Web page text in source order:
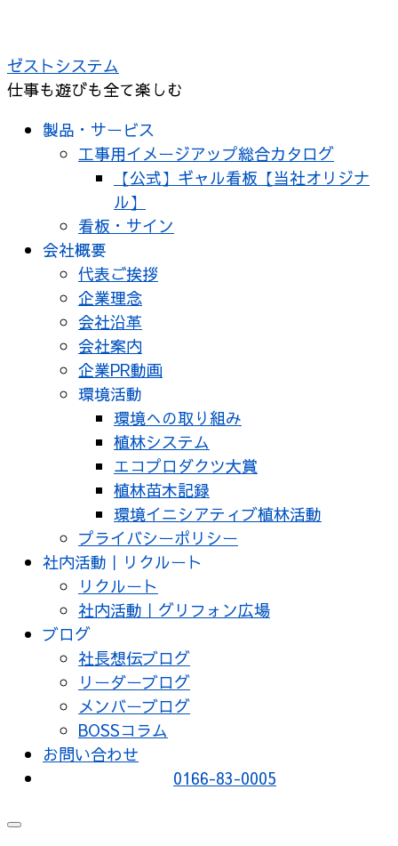
テ
ン
ゼストシステム
仕事も遊びも全て楽しむ
製品・サービス
工事用イメージアップ総合カタログ
【公式】ギャル看板【当社オリジナ
ル】
看板・サイン
会社概要
代表ご挨拶
企業理念
会社沿革
会社案内
企業PR動画
環境活動
環境への取り組み
植林システム
エコプロダクツ大賞
植林苗木記録
環境イニシアティブ植林活動
プライバシーポリシー
社内活動｜リクルート
リクルート
社内活動｜グリフォン広場
ブログ
社長想伝ブログ
リーダーブログ
メンバーブログ
BOSSコラム
お問い合わせ
0166-83-0005
メ